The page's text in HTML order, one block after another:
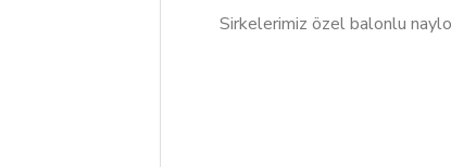
Sirkelerimiz özel balonlu